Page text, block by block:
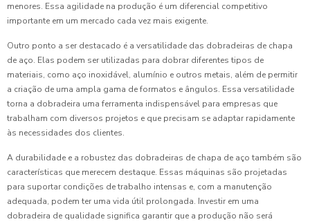
menores. Essa agilidade na produção é um diferencial competitivo
importante em um mercado cada vez mais exigente.
Outro ponto a ser destacado é a versatilidade das dobradeiras de chapa
de aço. Elas podem ser utilizadas para dobrar diferentes tipos de
materiais, como aço inoxidável, alumínio e outros metais, além de permitir
a criação de uma ampla gama de formatos e ângulos. Essa versatilidade
torna a dobradeira uma ferramenta indispensável para empresas que
trabalham com diversos projetos e que precisam se adaptar rapidamente
às necessidades dos clientes.
A durabilidade e a robustez das dobradeiras de chapa de aço também são
características que merecem destaque. Essas máquinas são projetadas
para suportar condições de trabalho intensas e, com a manutenção
adequada, podem ter uma vida útil prolongada. Investir em uma
dobradeira de qualidade significa garantir que a produção não será